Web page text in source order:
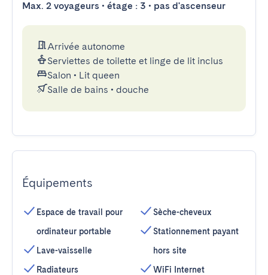
Max. 2 voyageurs • étage : 3 • pas d'ascenseur
Arrivée autonome
Serviettes de toilette et linge de lit inclus
Salon • Lit queen
Salle de bains • douche
Équipements
Espace de travail pour
ordinateur portable
Lave-vaisselle
Radiateurs
Sèche-cheveux
Stationnement payant
hors site
WiFi Internet